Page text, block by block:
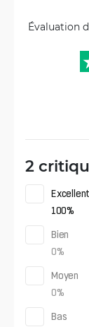
Évaluation
2
Excellent
100%
Bien
0%
Moyen
0%
Bas